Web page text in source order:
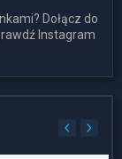
Dołącz do
Instagram